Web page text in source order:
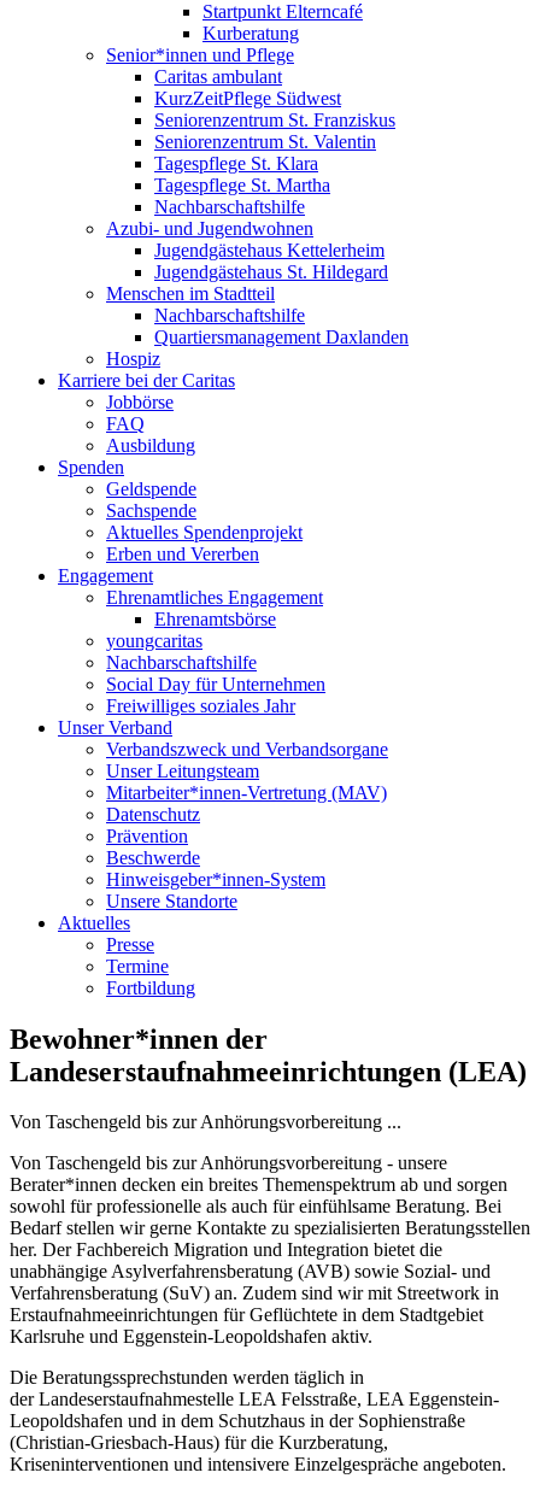
Startpunkt Elterncafé
Kurberatung
Senior*innen und Pflege
Caritas ambulant
KurzZeitPflege Südwest
Seniorenzentrum St. Franziskus
Seniorenzentrum St. Valentin
Tagespflege St. Klara
Tagespflege St. Martha
Nachbarschaftshilfe
Azubi- und Jugendwohnen
Jugendgästehaus Kettelerheim
Jugendgästehaus St. Hildegard
Menschen im Stadtteil
Nachbarschaftshilfe
Quartiersmanagement Daxlanden
Hospiz
Karriere bei der Caritas
Jobbörse
FAQ
Ausbildung
Spenden
Geldspende
Sachspende
Aktuelles Spendenprojekt
Erben und Vererben
Engagement
Ehrenamtliches Engagement
Ehrenamtsbörse
youngcaritas
Nachbarschaftshilfe
Social Day für Unternehmen
Freiwilliges soziales Jahr
Unser Verband
Verbandszweck und Verbandsorgane
Unser Leitungsteam
Mitarbeiter*innen-Vertretung (MAV)
Datenschutz
Prävention
Beschwerde
Hinweisgeber*innen-System
Unsere Standorte
Aktuelles
Presse
Termine
Fortbildung
Bewohner*innen der
Landeserstaufnahmeeinrichtungen (LEA)
Von Taschengeld bis zur Anhörungsvorbereitung ...
Von Taschengeld bis zur Anhörungsvorbereitung - unsere
Berater*innen decken ein breites Themenspektrum ab und sorgen
sowohl für professionelle als auch für einfühlsame Beratung. Bei
Bedarf stellen wir gerne Kontakte zu spezialisierten Beratungsstellen
her. Der Fachbereich Migration und Integration bietet die
unabhängige Asylverfahrensberatung (AVB) sowie Sozial- und
Verfahrensberatung (SuV) an. Zudem sind wir mit Streetwork in
Erstaufnahmeeinrichtungen für Geflüchtete in dem Stadtgebiet
Karlsruhe und Eggenstein-Leopoldshafen aktiv.
Die Beratungssprechstunden werden täglich in
der Landeserstaufnahmestelle LEA Felsstraße, LEA Eggenstein-
Leopoldshafen und in dem Schutzhaus in der Sophienstraße
(Christian-Griesbach-Haus) für die Kurzberatung,
Kriseninterventionen und intensivere Einzelgespräche angeboten.